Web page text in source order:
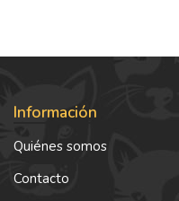
Información
Quiénes somos
Contacto